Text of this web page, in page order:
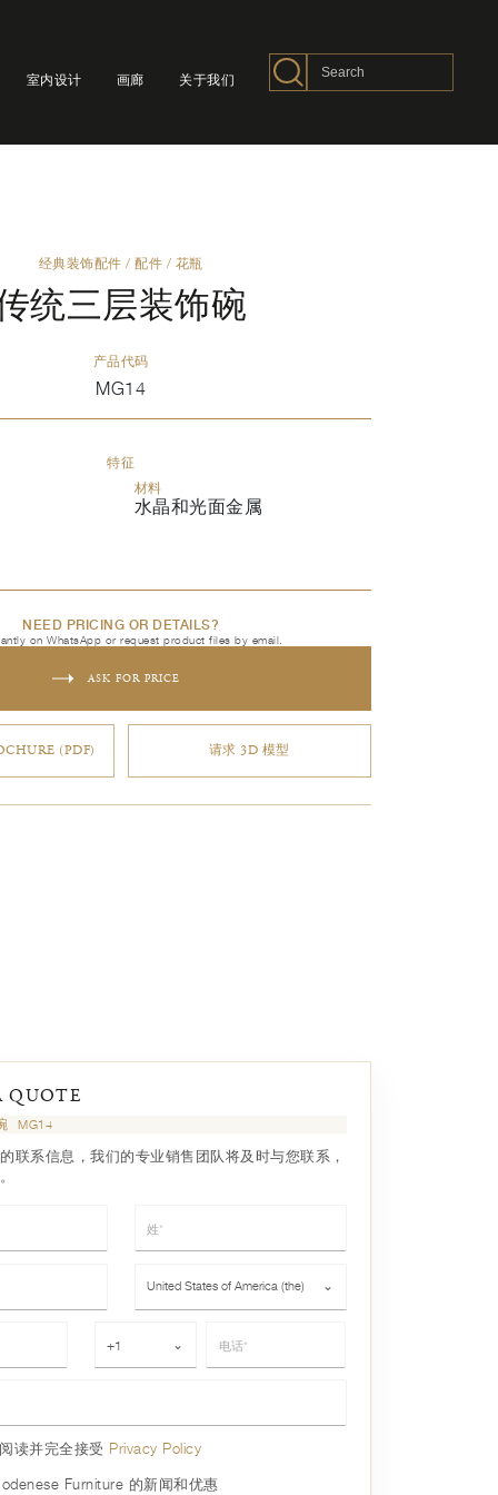
室内设计 画廊 关于我们
经典装饰配件 / 配件 / 花瓶
统三层装饰碗
产品代码
MG14
特征
材料
水晶和光面金属
NEED PRICING OR DETAILS?
on WhatsApp or request product files by email.
ASK FOR PRICE
(PDF) 请求 3D 模型
QUOTE
MG14
联系信息，我们的专业销售团队将及时与您联系，
United States of America (the) ⌄
+1 ⌄
读并完全接受 Privacy Policy
Furniture 的新闻和优惠